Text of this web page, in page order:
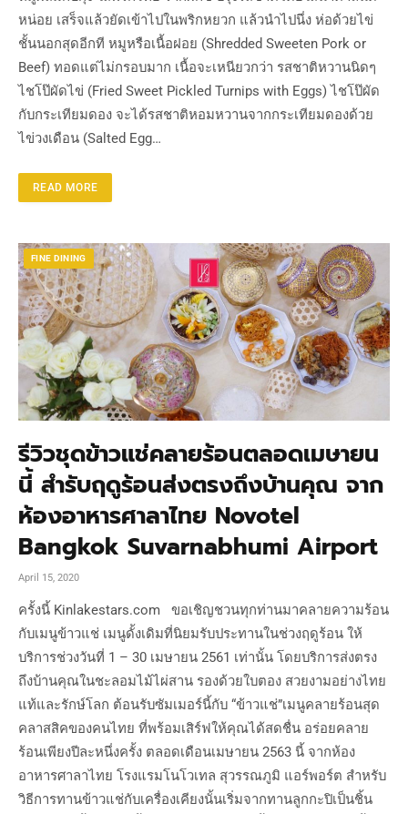
หน่อย เสร็จแล้วยัดเข้าไปในพริกหยวก แล้วนำไปนึ่ง ห่อด้วยไข่
ชั้นนอกสุดอีกที หมูหรือเนื้อฝอย (Shredded Sweeten Pork or
Beef) ทอดแต่ไม่กรอบมาก เนื้อจะเหนียวกว่า รสชาติหวานนิดๆ
ไชโป๊ผัดไข่ (Fried Sweet Pickled Turnips with Eggs) ไชโป๊ผัด
กับกระเทียมดอง จะได้รสชาติหอมหวานจากกระเทียมดองด้วย
ไข่วงเดือน (Salted Egg…
READ MORE
FINE DINING
รีวิวชุดข้าวแช่คลายร้อนตลอดเมษายน
นี้ สำรับฤดูร้อนส่งตรงถึงบ้านคุณ จาก
ห้องอาหารศาลาไทย Novotel
Bangkok Suvarnabhumi Airport
April 15, 2020
ครั้งนี้ Kinlakestars.com ขอเชิญชวนทุกท่านมาคลายความร้อน
กับเมนูข้าวแช่ เมนูดั้งเดิมที่นิยมรับประทานในช่วงฤดูร้อน ให้
บริการช่วงวันที่ 1 – 30 เมษายน 2561 เท่านั้น โดยบริการส่งตรง
ถึงบ้านคุณในชะลอมไม้ไผ่สาน รองด้วยใบตอง สวยงามอย่างไทย
แท้และรักษ์โลก ต้อนรับซัมเมอร์นี้กับ “ข้าวแช่”เมนูคลายร้อนสุด
คลาสสิคของคนไทย ที่พร้อมเสิร์ฟให้คุณได้สดชื่น อร่อยคลาย
ร้อนเพียงปีละหนึ่งครั้ง ตลอดเดือนเมษายน 2563 นี้ จากห้อง
อาหารศาลาไทย โรงแรมโนโวเทล สุวรรณภูมิ แอร์พอร์ต สำหรับ
วิธีการทานข้าวแช่กับเครื่องเคียงนั้นเริ่มจากทานลูกกะปิเป็นชิ้น